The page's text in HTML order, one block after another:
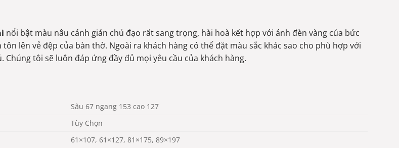
nổi bật màu nâu cánh gián chủ đạo rất sang trọng, hài hoà kết hợp với ánh đèn vàng của bức
lên vẻ đệp của bàn thờ. Ngoài ra khách hàng có thể đặt màu sắc khác sao cho phù hợp với
Chúng tôi sẽ luôn đáp ứng đầy đủ mọi yêu cầu của khách hàng.
Sâu 67 ngang 153 cao 127
Tùy Chọn
61×107, 61×127, 81×175, 89×197